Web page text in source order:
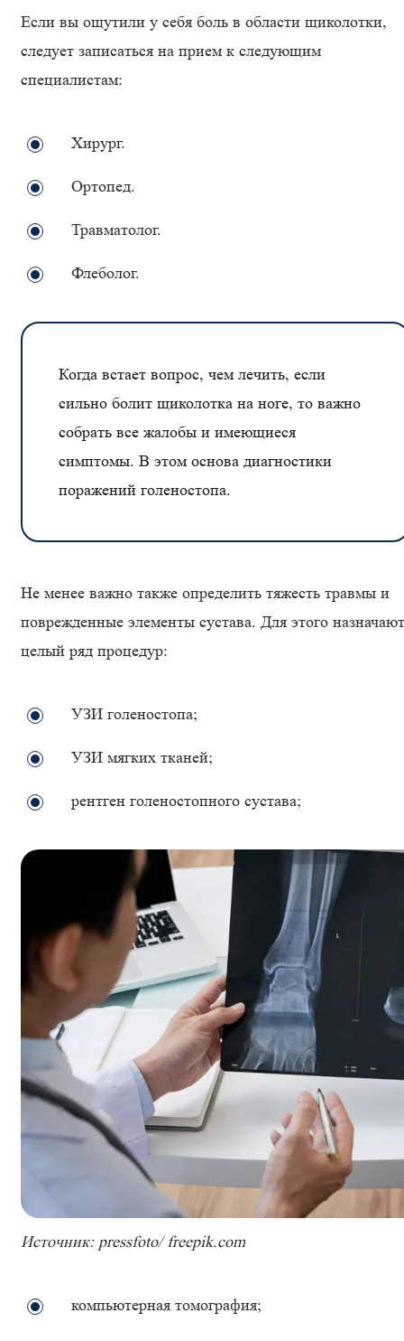
Если вы ощутили у себя боль в области щиколотки,
следует записаться на прием к следующим
специалистам:
Хирург.
Ортопед.
Травматолог.
Флеболог.
Когда встает вопрос, чем лечить, если
сильно болит щиколотка на ноге, то важно
собрать все жалобы и имеющиеся
симптомы. В этом основа диагностики
поражений голеностопа.
Не менее важно также определить тяжесть травмы и
поврежденные элементы сустава. Для этого назначают
целый ряд процедур:
УЗИ голеностопа;
УЗИ мягких тканей;
рентген голеностопного сустава;
Источник: pressfoto/ freepik.com
компьютерная томография;